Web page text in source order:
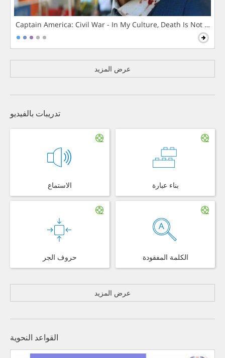
Captain America: Civil War - In My Culture, Death Is Not The
عرض المزيد
تدريبات بالفيديو
الاستماع بناء عبارة
حروف الجر الكلمة المفقودة
عرض المزيد
القواعد النحوية